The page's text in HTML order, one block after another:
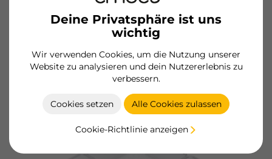
Deine Privatsphäre ist uns
wichtig
Wir verwenden Cookies, um die Nutzung unserer
Website zu analysieren und dein Nutzererlebnis zu
verbessern.
Cookies setzen Alle Cookies zulassen
Cookie-Richtlinie anzeigen
Produktblatt